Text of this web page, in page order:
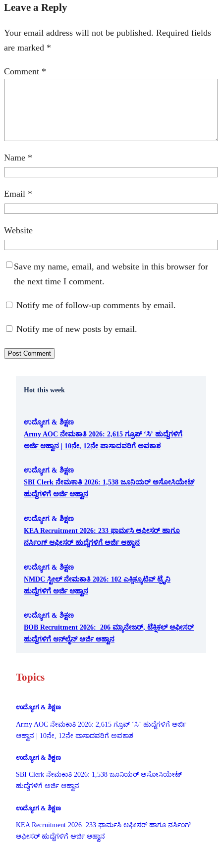
Leave a Reply
Your email address will not be published. Required fields
are marked *
Comment *
Name *
Email *
Website
Save my name, email, and website in this browser for
the next time I comment.
Notify me of follow-up comments by email.
Notify me of new posts by email.
Hot this week
ಉದ್ಯೋಗ & ಶಿಕ್ಷಣ
Army AOC ನೇಮಕಾತಿ 2026: 2,615 ಗ್ರೂಪ್ ‘ಸಿ’ ಹುದ್ದೆಗಳಿಗೆ
ಅರ್ಜಿ ಆಹ್ವಾನ | 10ನೇ, 12ನೇ ಪಾಸಾದವರಿಗೆ ಅವಕಾಶ
ಉದ್ಯೋಗ & ಶಿಕ್ಷಣ
SBI Clerk ನೇಮಕಾತಿ 2026: 1,538 ಜೂನಿಯರ್ ಅಸೋಸಿಯೇಟ್
ಹುದ್ದೆಗಳಿಗೆ ಅರ್ಜಿ ಆಹ್ವಾನ
ಉದ್ಯೋಗ & ಶಿಕ್ಷಣ
KEA Recruitment 2026: 233 ಫಾರ್ಮಸಿ ಆಫೀಸರ್ ಹಾಗೂ
ನರ್ಸಿಂಗ್ ಆಫೀಸರ್ ಹುದ್ದೆಗಳಿಗೆ ಅರ್ಜಿ ಆಹ್ವಾನ
ಉದ್ಯೋಗ & ಶಿಕ್ಷಣ
NMDC ಸ್ಟೀಲ್ ನೇಮಕಾತಿ 2026: 102 ಎಕ್ಸಿಕ್ಯೂಟಿವ್ ಟ್ರೈನಿ
ಹುದ್ದೆಗಳಿಗೆ ಅರ್ಜಿ ಆಹ್ವಾನ
ಉದ್ಯೋಗ & ಶಿಕ್ಷಣ
BOB Recruitment 2026: 206 ಮ್ಯಾನೇಜರ್, ಟೆಕ್ನಿಕಲ್ ಆಫೀಸರ್
ಹುದ್ದೆಗಳಿಗೆ ಆನ್‌ಲೈನ್ ಅರ್ಜಿ ಆಹ್ವಾನ
Topics
ಉದ್ಯೋಗ & ಶಿಕ್ಷಣ
Army AOC ನೇಮಕಾತಿ 2026: 2,615 ಗ್ರೂಪ್ ‘ಸಿ’ ಹುದ್ದೆಗಳಿಗೆ ಅರ್ಜಿ
ಆಹ್ವಾನ | 10ನೇ, 12ನೇ ಪಾಸಾದವರಿಗೆ ಅವಕಾಶ
ಉದ್ಯೋಗ & ಶಿಕ್ಷಣ
SBI Clerk ನೇಮಕಾತಿ 2026: 1,538 ಜೂನಿಯರ್ ಅಸೋಸಿಯೇಟ್
ಹುದ್ದೆಗಳಿಗೆ ಅರ್ಜಿ ಆಹ್ವಾನ
ಉದ್ಯೋಗ & ಶಿಕ್ಷಣ
KEA Recruitment 2026: 233 ಫಾರ್ಮಸಿ ಆಫೀಸರ್ ಹಾಗೂ ನರ್ಸಿಂಗ್
ಆಫೀಸರ್ ಹುದ್ದೆಗಳಿಗೆ ಅರ್ಜಿ ಆಹ್ವಾನ